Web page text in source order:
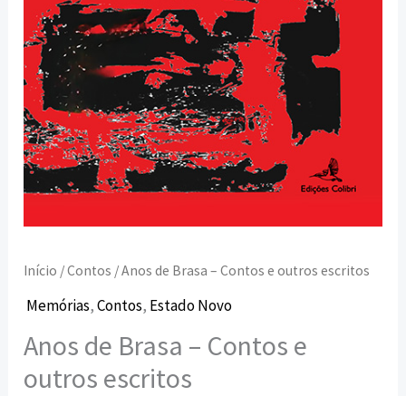
Início /Contos / Anos de Brasa – Contos e outros escritos
Memórias,Contos, Estado Novo
Anos de Brasa – Contos e
outros escritos